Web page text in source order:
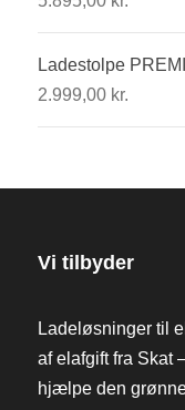
Ladestolpe
2.999,00 kr.
Vi tilbyder
Ladeløsninger til
af elafgift fra Skat
hjælpe den